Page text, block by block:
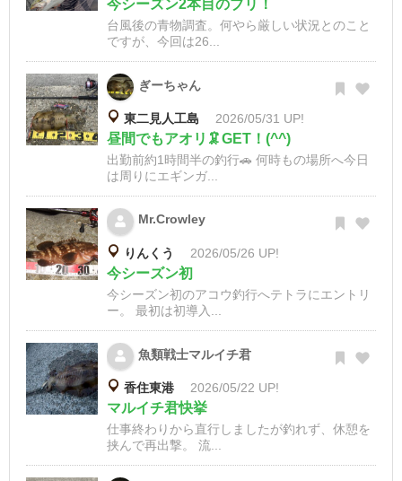
今シーズン2本目のブリ！
台風後の青物調査。何やら厳しい状況とのこと
ですが、今回は26...
ぎーちゃん
東二見人工島 2026/05/31 UP!
昼間でもアオリ🦑GET！(^^)
出勤前約1時間半の釣行🚗 何時もの場所へ今日
は周りにエギンガ...
Mr.Crowley
りんくう 2026/05/26 UP!
今シーズン初
今シーズン初のアコウ釣行へテトラにエントリ
ー。 最初は初導入...
魚類戦士マルイチ君
香住東港 2026/05/22 UP!
マルイチ君快挙
仕事終わりから直行しましたが釣れず、休憩を
挟んで再出撃。 流...